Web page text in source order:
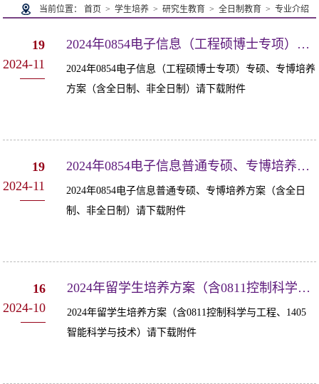
当前位置： 首页> 学生培养> 研究生教育> 全日制教育> 专业介绍
19
2024-11
2024年0854电子信息（工程硕博士专项）专硕、专博培养方案
2024年0854电子信息（工程硕博士专项）专硕、专博培养
方案（含全日制、非全日制）请下载附件
19
2024-11
2024年0854电子信息普通专硕、专博培养方案
2024年0854电子信息普通专硕、专博培养方案（含全日
制、非全日制）请下载附件
16
2024-10
2024年留学生培养方案（含0811控制科学与工程、1405智能科学与技术）
2024年留学生培养方案（含0811控制科学与工程、1405
智能科学与技术）请下载附件